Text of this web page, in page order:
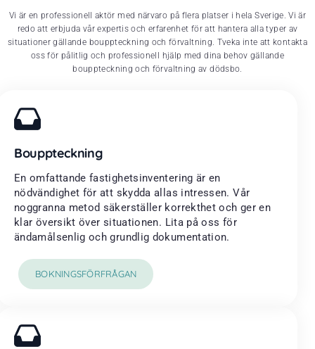
Vi är en professionell aktör med närvaro på flera platser i hela Sverige. Vi är
redo att erbjuda vår expertis och erfarenhet för att hantera alla typer av
situationer gällande bouppteckning och förvaltning. Tveka inte att kontakta
oss för pålitlig och professionell hjälp med dina behov gällande
bouppteckning och förvaltning av dödsbo.
Bouppteckning
En omfattande fastighetsinventering är en
nödvändighet för att skydda allas intressen. Vår
noggranna metod säkerställer korrekthet och ger en
klar översikt över situationen. Lita på oss för
ändamålsenlig och grundlig dokumentation.
BOKNINGSFÖRFRÅGAN